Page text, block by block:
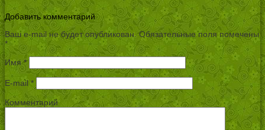
Добавить комментарий
Ваш e-mail не будет опубликован.Обязательные поля помечены
*
Имя*
E-mail *
Комментарий